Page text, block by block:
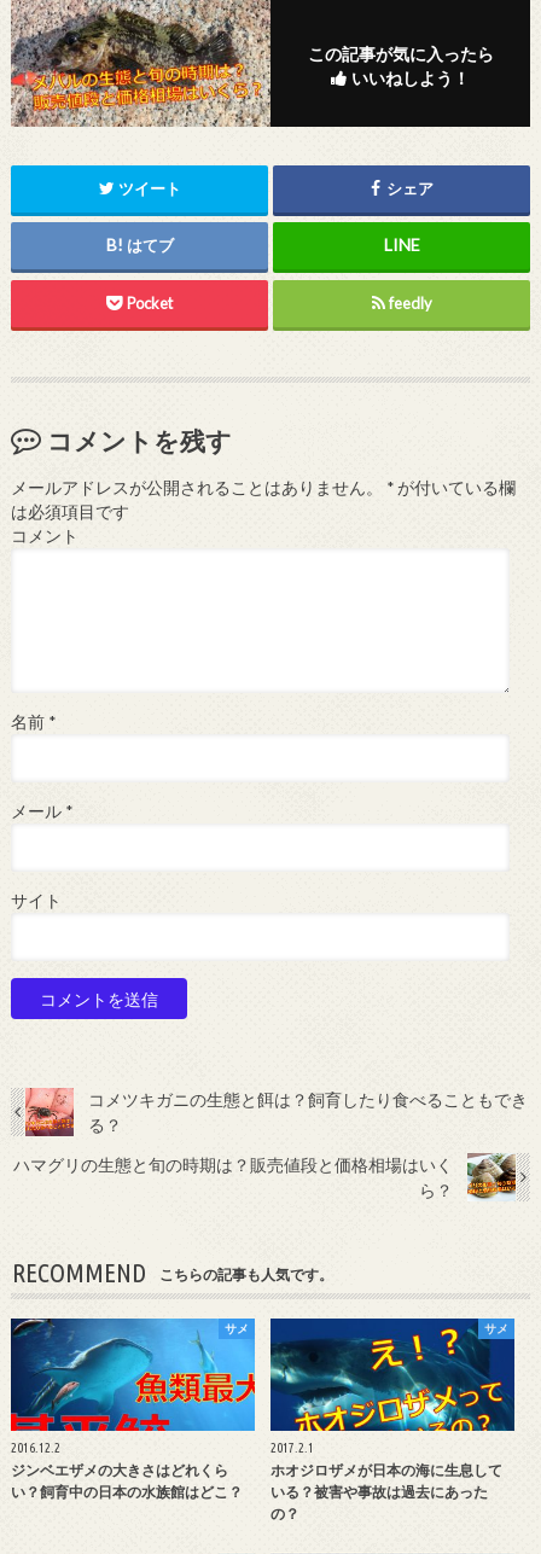
この記事が気に入ったら
いいねしよう！
ツイート シェア
はてブ
Pocket feedly
コメントを残す
メールアドレスが公開されることはありません。 *が付いている欄
は必須項目です
コメント
名前 *
メール *
サイト
コメツキガニの生態と餌は？飼育したり食べることもでき
る？
ハマグリの生態と旬の時期は？販売値段と価格相場はいく
ら？
RECOMMEND こちらの記事も人気です。
サメ
2016.12.2
ジンベエザメの大きさはどれくら
い？飼育中の日本の水族館はどこ？
サメ
2017.2.1
ホオジロザメが日本の海に生息して
いる？被害や事故は過去にあった
の？